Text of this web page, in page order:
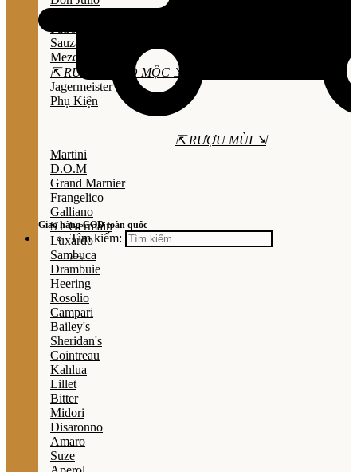
Giao hàng COD toàn quốc
Tìm kiếm:
Sauza
Mezcal
⇱ RƯỢU THẢO MỘC ⇲
Jagermeister
Phụ Kiện
⇱ RƯỢU MÙI ⇲
Martini
D.O.M
Grand Marnier
Frangelico
Galliano
ST Germain
Luxardo
Sambuca
Drambuie
Heering
Rosolio
Campari
Bailey's
Sheridan's
Cointreau
Kahlua
Lillet
Bitter
Midori
Disaronno
Amaro
Suze